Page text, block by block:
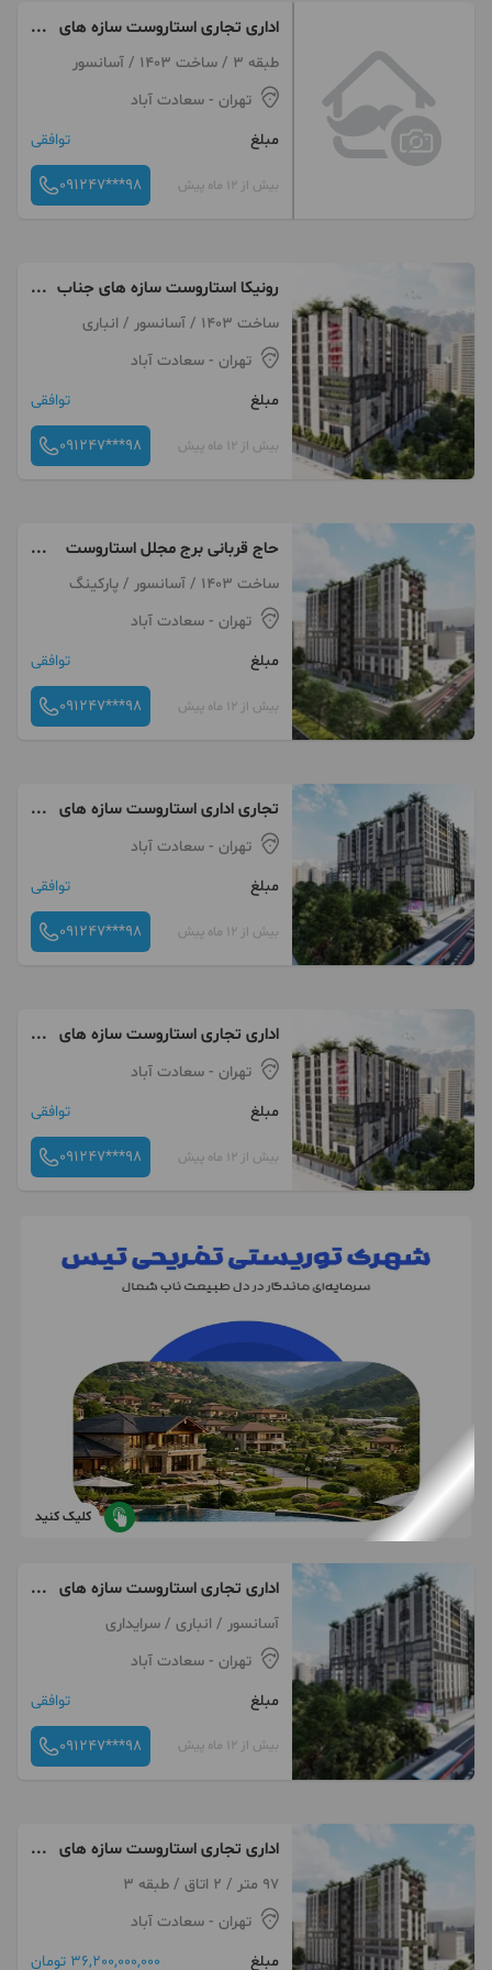
اداری تجاری استاروست سازه های
جناب قربانی
طبقه 3 / ساخت 1403 / آسانسور
تهران - سعادت آباد
مبلغ
توافقی
بیش از 12 ماه پیش 091247***98
رونیکا استاروست سازه های جناب
قربانی
ساخت 1403 / آسانسور / انباری
تهران - سعادت آباد
مبلغ
توافقی
بیش از 12 ماه پیش 091247***98
حاج قربانی برج مجلل استاروست
تجاری اداری
ساخت 1403 / آسانسور / پارکینگ
تهران - سعادت آباد
مبلغ
توافقی
بیش از 12 ماه پیش 091247***98
تجاری اداری استاروست سازه های
جناب قربانی شهرک غرب
تهران - سعادت آباد
مبلغ
توافقی
بیش از 12 ماه پیش 091247***98
اداری تجاری استاروست سازه های
جناب قربانی شهرک غرب
تهران - سعادت آباد
مبلغ
توافقی
بیش از 12 ماه پیش 091247***98
کلیک کنید
اداری تجاری استاروست سازه های
جناب قربانی
آسانسور / انباری / سرایداری
تهران - سعادت آباد
مبلغ
توافقی
بیش از 12 ماه پیش 091247***98
اداری تجاری استاروست سازه های
جناب قربانی
97 متر / 2 اتاق / طبقه 3
تهران - سعادت آباد
مبلغ
36,200,000,000 تومان